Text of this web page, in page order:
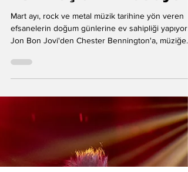
3 Mar
Metal Yıldızları:
Sahnenin Efsaneleri
Yeni Yaşlarını Kutluyor